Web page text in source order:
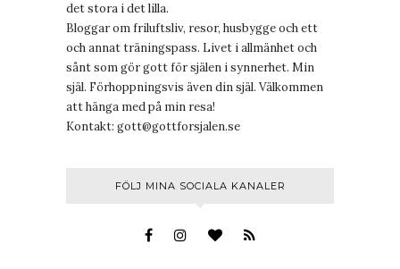
det stora i det lilla.
Bloggar om friluftsliv, resor, husbygge och ett
och annat träningspass. Livet i allmänhet och
sånt som gör gott för själen i synnerhet. Min
själ. Förhoppningsvis även din själ. Välkommen
att hänga med på min resa!
Kontakt: gott@gottforsjalen.se
FÖLJ MINA SOCIALA KANALER